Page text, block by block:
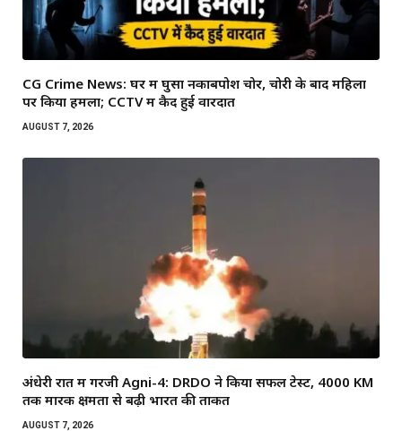
CG Crime News: घर में घुसा नकाबपोश चोर, चोरी के बाद महिला
पर किया हमला; CCTV में कैद हुई वारदात
AUGUST 7, 2026
अंधेरी रात में गरजी Agni-4: DRDO ने किया सफल टेस्ट, 4000 KM
तक मारक क्षमता से बढ़ी भारत की ताकत
AUGUST 7, 2026